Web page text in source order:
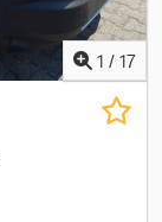
1 / 17